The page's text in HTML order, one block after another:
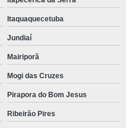
Itaquaquecetuba
Jundiaí
Mairiporã
Mogi das Cruzes
Pirapora do Bom Jesus
Ribeirão Pires